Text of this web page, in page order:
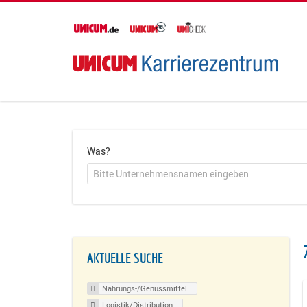
Was?
AKTUELLE SUCHE
Nahrungs-/Genussmittel
Logistik/Distribution